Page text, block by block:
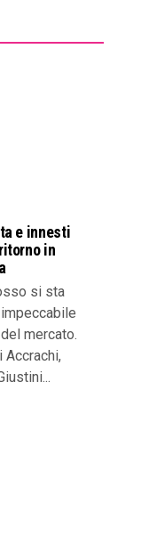
e innesti
in
si sta
mercato.
Accrachi,